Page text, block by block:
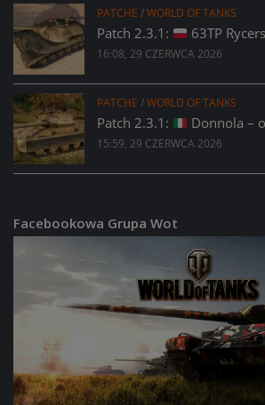
PATCHE /WORLD OF TANKS
Patch 2.3.1: 63TP
16:08, 29 CZERWCA 2026
PATCHE /WORLD OF TANKS
Patch 2.3.1: Donnola –
15:59, 29 CZERWCA 2026
Facebookowa Grupa Wot